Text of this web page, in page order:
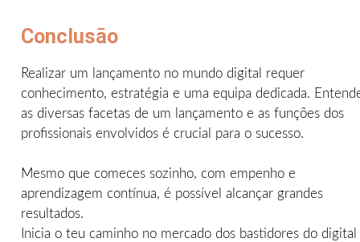
Conclusão
Realizar um lançamento no mundo digital requer
conhecimento, estratégia e uma equipa dedicada.
as diversas facetas de um lançamento e as funções dos
profissionais envolvidos é crucial para o sucesso.
Mesmo que comeces sozinho, com empenho e
aprendizagem contínua, é possível alcançar grandes
resultados.
Inicia o teu caminho no mercado dos bastidores do digital